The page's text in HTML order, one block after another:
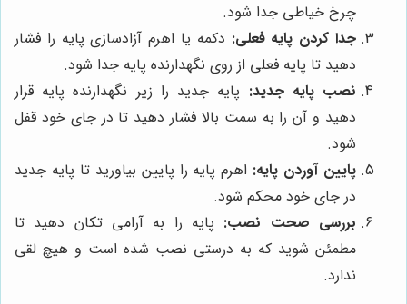
چرخ خیاطی جدا شود.
جدا کردن پایه فعلی: دکمه یا اهرم آزادسازی پایه را فشار
دهید تا پایه فعلی از روی نگهدارنده پایه جدا شود.
نصب پایه جدید: پایه جدید را زیر نگهدارنده پایه قرار
دهید و آن را به سمت بالا فشار دهید تا در جای خود قفل
شود.
پایین آوردن پایه: اهرم پایه را پایین بیاورید تا پایه جدید
در جای خود محکم شود.
بررسی صحت نصب: پایه را به آرامی تکان دهید تا
مطمئن شوید که به درستی نصب شده است و هیچ لقی
ندارد.